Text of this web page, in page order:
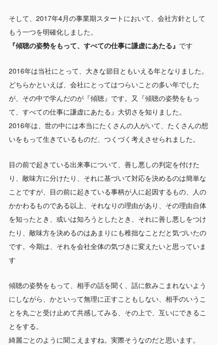
そして、2017年4月の事業期スタートにおいて、会社方針として
もう一つを明確化しました。
『傾聴の姿勢をもって、すべての仕事に謙虚にあたる』 です
2016年は当社にとって、大きな節目ともいえる年となりました。
どちらかといえば、会社にとってはつらいことの多い年でした
が、その中で学んだのが『傾聴』です。又『傾聴の姿勢をもっ
て、すべての仕事に謙虚にあたる』大切さを知りました。
2016年は、世の中には本当にたくさんの人がいて、たくさんの想
いをもって生きているものだ、つくづく考えさせられました。
目の前で起きている出来事について、善し悪しの判定を付けた
り、敵味方に分けたり、それに基づいて対応を決めるのは簡単な
ことですが、目の前に起きている事柄が人に起因するもの、人の
かかわるものである以上、それなりの理由があり、その理由自体
を知ったとき、或いは知ろうとしたとき、それに善し悪しをつけ
たり、敵味方を決めるのはあまりにも稚拙なことだと気づいたの
です。今期は、それを会社全体の気づきに変えたいと思っていま
す
傾聴の姿勢をもって、相手の話を聞く、話に飲みこまれないよう
にしながら、かといって無理に正すこともしない、相手のいうこ
とを丸ごと受け止めて共感してみる、その上で、互いにできるこ
とをする。
綺麗ごとのように聞こえますね。実際そうなのだと思います。